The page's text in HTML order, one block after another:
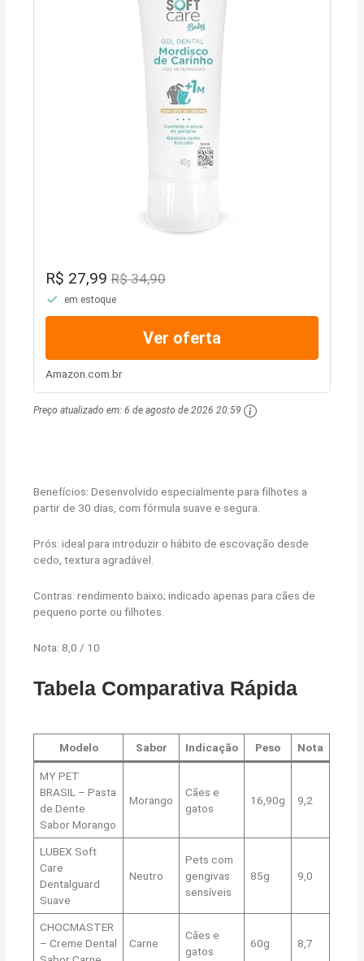
R$ 27,99R$ 34,90
em estoque
Ver oferta
Amazon.com.br
Preço atualizado em:6 de agosto de 2026 20:59
Benefícios: Desenvolvido especialmente para filhotes a
partir de 30 dias, com fórmula suave e segura.
Prós: ideal para introduzir o hábito de escovação desde
cedo, textura agradável.
Contras: rendimento baixo; indicado apenas para cães de
pequeno porte ou filhotes.
Nota: 8,0 / 10
Tabela Comparativa Rápida
Modelo Sabor Indicação Peso Nota
MY PET
BRASIL – Pasta
de Dente
Sabor Morango
Morango
Cães e
gatos
16,90g 9,2
LUBEX Soft
Care
Dentalguard
Suave
Neutro
Pets com
gengivas
sensíveis
85g 9,0
CHOCMASTER
– Creme Dental
Carne
Cães e
gatos
60g 8,7